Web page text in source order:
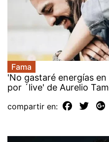
Fama
'No gastaré energías
por ´live' de Aurelio
compartir en: